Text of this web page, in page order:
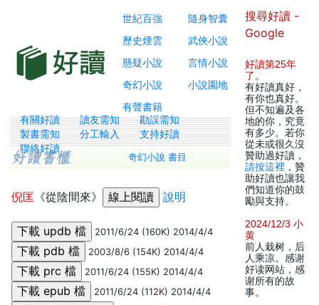
世紀百強
隨身智囊
歷史煙雲
武俠小說
懸疑小說
言情小說
奇幻小說
小說園地
有聲書籍
有關好讀 讀友需知
勘誤需知
製書需知
分工輸入
支持好讀
聯絡好讀
奇幻小說 書目
倪匡 《從陰間來》 說明
2011/6/24 (160K) 2014/4/4
2003/8/6 (154K) 2014/4/4
2011/6/24 (155K) 2014/4/4
2011/6/24 (112K) 2014/4/4
搜尋好讀 -
Google
好讀第25年
了 。
有好讀真好，
有你也真好。
但不知遍及各
地的你，究竟
有多少。若你
從未或很久沒
贊助過好讀，
請按這裡 ，贊
助好讀也讓我
們知道你的鼓
勵與支持。
2024/12/3 小
黄
前人栽树，后
人乘凉。感谢
好读网站，感
谢所有的故
事。